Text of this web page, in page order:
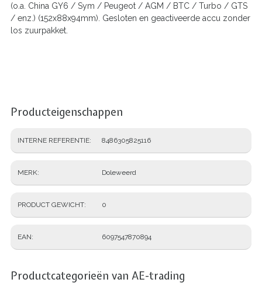
(o.a. China GY6 / Sym / Peugeot / AGM / BTC / Turbo / GTS
/ enz.) (152x88x94mm). Gesloten en geactiveerde accu zonder
los zuurpakket.
Producteigenschappen
INTERNE REFERENTIE 8486305825116
MERK Doleweerd
PRODUCT GEWICHT 0
EAN 6097547870894
Productcategorieën van AE-trading